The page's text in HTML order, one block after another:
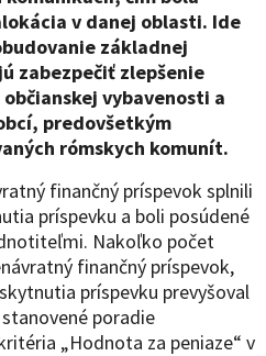
v danej oblasti. Ide
základnej
zabezpečiť zlepšenie
vybavenosti a
predovšetkým
rómskych komunít.
finančný príspevok splnili
príspevku a boli posúdené
Nakoľko počet
finančný príspevok,
príspevku prevyšoval
poradie
„Hodnota za peniaze“ v